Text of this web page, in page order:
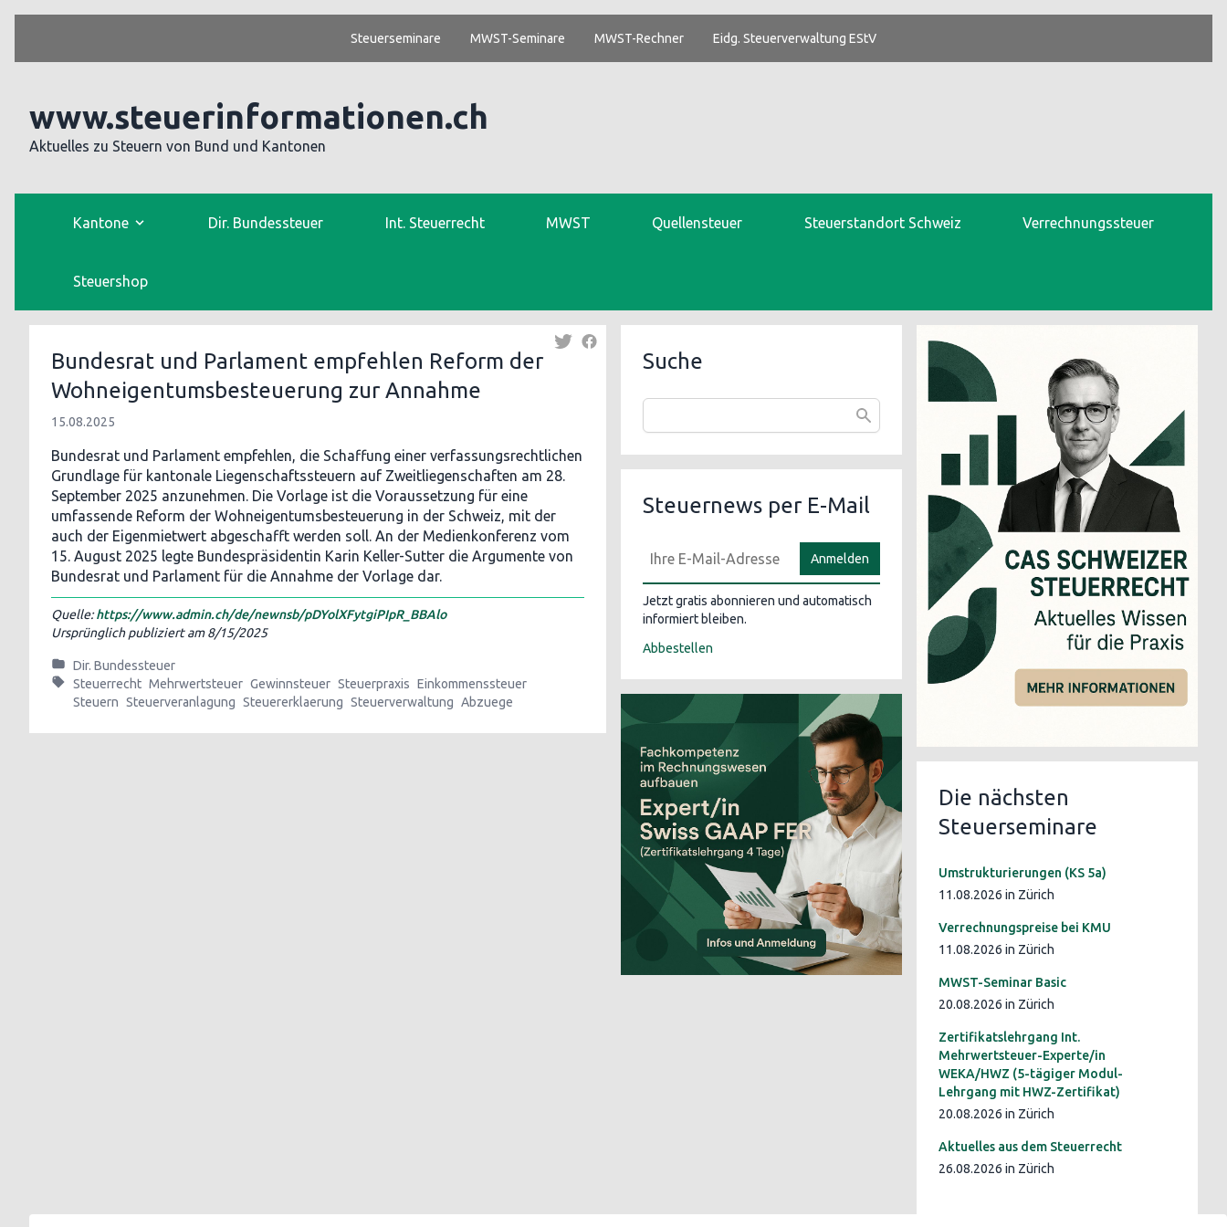
Steuerseminare MWST-Seminare MWST-Rechner Eidg. Steuerverwaltung EStV
www.steuerinformationen.ch
Aktuelles zu Steuern von Bund und Kantonen
Kantone Dir. Bundessteuer Int. Steuerrecht MWST Quellensteuer Steuerstandort Schweiz Verrechnungssteuer
Steuershop
Bundesrat und Parlament empfehlen Reform der
Wohneigentumsbesteuerung zur Annahme
15.08.2025
Bundesrat und Parlament empfehlen, die Schaffung einer verfassungsrechtlichen
Grundlage für kantonale Liegenschaftssteuern auf Zweitliegenschaften am 28.
September 2025 anzunehmen. Die Vorlage ist die Voraussetzung für eine
umfassende Reform der Wohneigentumsbesteuerung in der Schweiz, mit der
auch der Eigenmietwert abgeschafft werden soll. An der Medienkonferenz vom
15. August 2025 legte Bundespräsidentin Karin Keller-Sutter die Argumente von
Bundesrat und Parlament für die Annahme der Vorlage dar.
Quelle:https://www.admin.ch/de/newnsb/pDYolXFytgiPIpR_BBAlo
Ursprünglich publiziert am8/15/2025
Dir. Bundessteuer
Steuerrecht Mehrwertsteuer Gewinnsteuer Steuerpraxis Einkommenssteuer
Steuern Steuerveranlagung Steuererklaerung Steuerverwaltung Abzuege
Suche
Steuernews per E-Mail
Anmelden
Jetzt gratis abonnieren und automatisch
informiert bleiben.
Abbestellen
Die nächsten
Steuerseminare
Umstrukturierungen (KS 5a)
11.08.2026 in Zürich
Verrechnungspreise bei KMU
11.08.2026 in Zürich
MWST-Seminar Basic
20.08.2026 in Zürich
Zertifikatslehrgang Int.
Mehrwertsteuer-Experte/in
WEKA/HWZ (5-tägiger Modul-
Lehrgang mit HWZ-Zertifikat)
20.08.2026 in Zürich
Aktuelles aus dem Steuerrecht
26.08.2026 in Zürich